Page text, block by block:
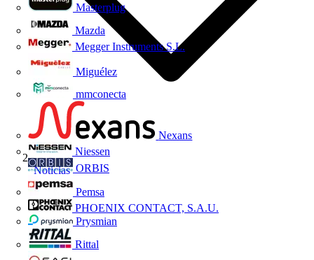
Masterplug
Mazda
Megger Instruments S.L.
Miguélez
mmconecta
Nexans
Niessen
ORBIS
Pemsa
PHOENIX CONTACT, S.A.U.
Prysmian
Rittal
Noticias